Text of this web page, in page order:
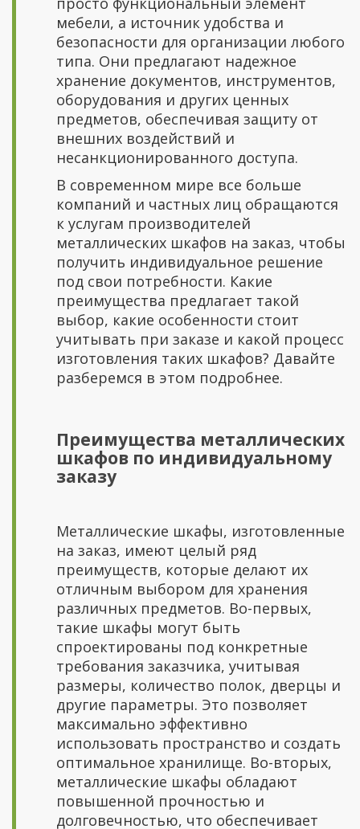
мебели, а источник удобства и
безопасности для организации любого
типа. Они предлагают надежное
хранение документов, инструментов,
оборудования и других ценных
предметов, обеспечивая защиту от
внешних воздействий и
несанкционированного доступа.
В современном мире все больше
компаний и частных лиц обращаются
к услугам производителей
металлических шкафов на заказ, чтобы
получить индивидуальное решение
под свои потребности. Какие
преимущества предлагает такой
выбор, какие особенности стоит
учитывать при заказе и какой процесс
изготовления таких шкафов? Давайте
разберемся в этом подробнее.
Преимущества металлических
шкафов по индивидуальному
заказу
Металлические шкафы, изготовленные
на заказ, имеют целый ряд
преимуществ, которые делают их
отличным выбором для хранения
различных предметов. Во-первых,
такие шкафы могут быть
спроектированы под конкретные
требования заказчика, учитывая
размеры, количество полок, дверцы и
другие параметры. Это позволяет
максимально эффективно
использовать пространство и создать
оптимальное хранилище. Во-вторых,
металлические шкафы обладают
повышенной прочностью и
долговечностью, что обеспечивает